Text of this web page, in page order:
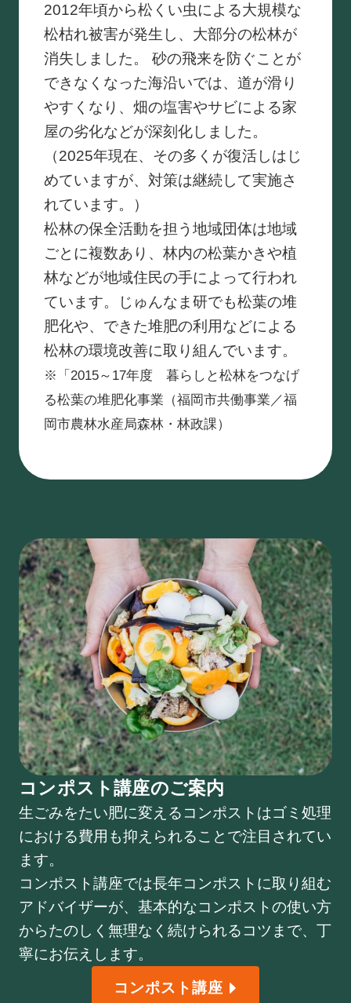
2012年頃から松くい虫による大規模な
松枯れ被害が発生し、大部分の松林が
消失しました。 砂の飛来を防ぐことが
できなくなった海沿いでは、道が滑り
やすくなり、畑の塩害やサビによる家
屋の劣化などが深刻化しました。
（2025年現在、その多くが復活しはじ
めていますが、対策は継続して実施さ
れています。）
松林の保全活動を担う地域団体は地域
ごとに複数あり、林内の松葉かきや植
林などが地域住民の手によって行われ
ています。じゅんなま研でも松葉の堆
肥化や、できた堆肥の利用などによる
松林の環境改善に取り組んでいます。
※「2015～17年度 暮らしと松林をつなげ
る松葉の堆肥化事業（福岡市共働事業／福
岡市農林水産局森林・林政課）
コンポスト講座のご案内
生ごみをたい肥に変えるコンポストはゴミ処理
における費用も抑えられることで注目されてい
ます。
コンポスト講座では長年コンポストに取り組む
アドバイザーが、基本的なコンポストの使い方
からたのしく無理なく続けられるコツまで、丁
寧にお伝えします。
コンポスト講座